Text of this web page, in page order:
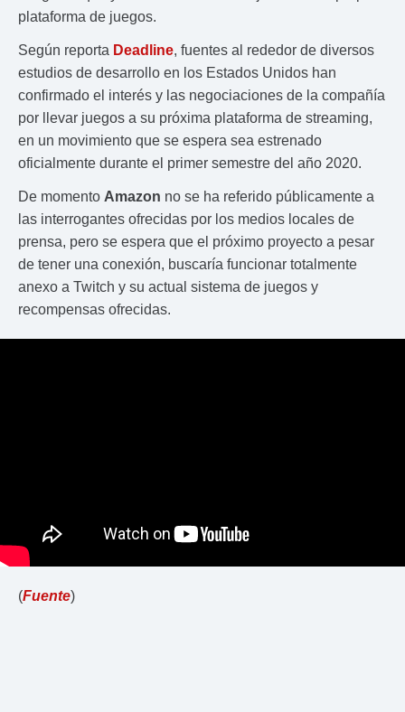
plataforma de juegos.
Según reporta Deadline, fuentes al rededor de diversos
estudios de desarrollo en los Estados Unidos han
confirmado el interés y las negociaciones de la compañía
por llevar juegos a su próxima plataforma de streaming,
en un movimiento que se espera sea estrenado
oficialmente durante el primer semestre del año 2020.
De momento Amazon no se ha referido públicamente a
las interrogantes ofrecidas por los medios locales de
prensa, pero se espera que el próximo proyecto a pesar
de tener una conexión, buscaría funcionar totalmente
anexo a Twitch y su actual sistema de juegos y
recompensas ofrecidas.
(Fuente)